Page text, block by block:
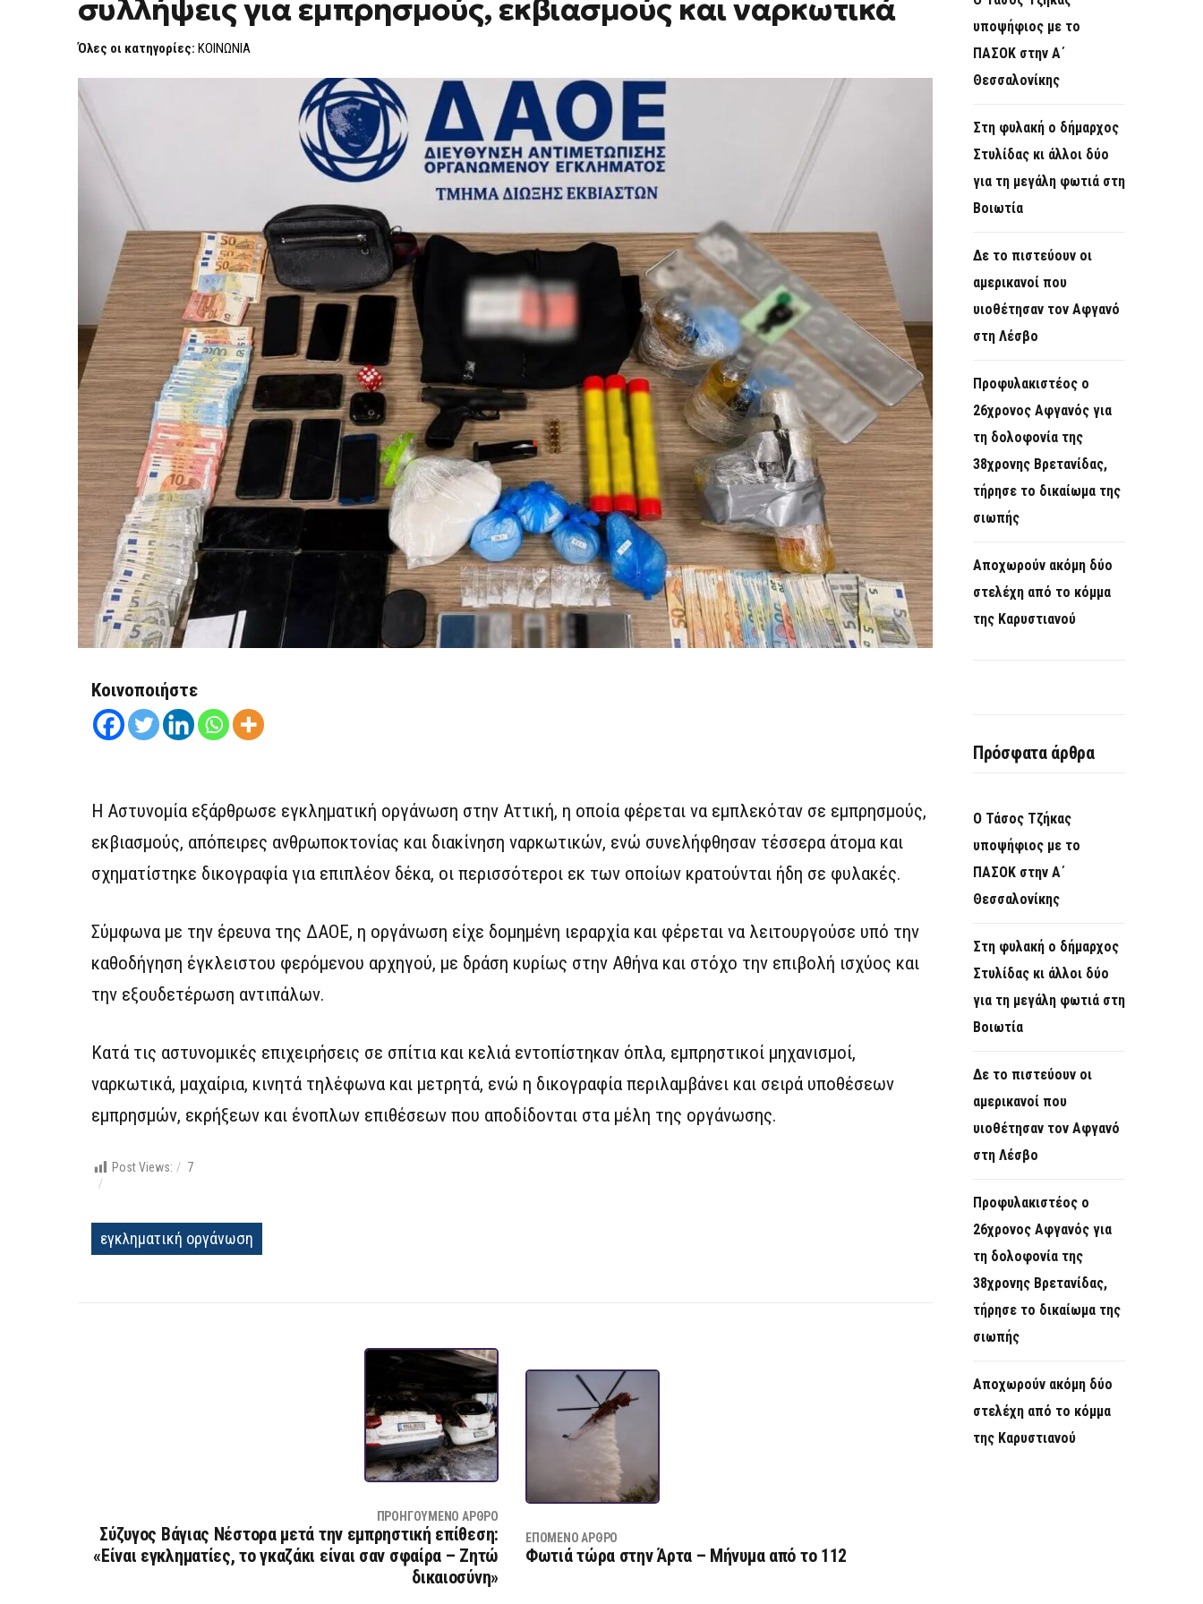
ΟΡΓΆΝΩΣΗ
–
ΣΥΛΛΉΨΕΙΣ
ΕΜΠΡΗΣΜΟΎΣ,
ΕΚΒΙΑΣΜΟΎΣ
ΝΑΡΚΩΤΙΚΆ
συλλήψεις για εμπρησμούς, εκβιασμούς και ναρκωτικά
Όλες οι κατηγορίες: ΚΟΙΝΩΝΙΑ
Κοινοποιήστε
Η Αστυνομία εξάρθρωσε εγκληματική οργάνωση στην Αττική, η οποία φέρεται να εμπλεκόταν σε εμπρησμούς,
εκβιασμούς, απόπειρες ανθρωποκτονίας και διακίνηση ναρκωτικών, ενώ συνελήφθησαν τέσσερα άτομα και
σχηματίστηκε δικογραφία για επιπλέον δέκα, οι περισσότεροι εκ των οποίων κρατούνται ήδη σε φυλακές.
Σύμφωνα με την έρευνα της ΔΑΟΕ, η οργάνωση είχε δομημένη ιεραρχία και φέρεται να λειτουργούσε υπό την
καθοδήγηση έγκλειστου φερόμενου αρχηγού, με δράση κυρίως στην Αθήνα και στόχο την επιβολή ισχύος και
την εξουδετέρωση αντιπάλων.
Κατά τις αστυνομικές επιχειρήσεις σε σπίτια και κελιά εντοπίστηκαν όπλα, εμπρηστικοί μηχανισμοί,
ναρκωτικά, μαχαίρια, κινητά τηλέφωνα και μετρητά, ενώ η δικογραφία περιλαμβάνει και σειρά υποθέσεων
εμπρησμών, εκρήξεων και ένοπλων επιθέσεων που αποδίδονται στα μέλη της οργάνωσης.
Post Views: 7
εγκληματική οργάνωση
ΠΡΟΗΓΟΎΜΕΝΟ ΆΡΘΡΟ
Σύζυγος Βάγιας Νέστορα μετά την εμπρηστική επίθεση:
«Είναι εγκληματίες, το γκαζάκι είναι σαν σφαίρα – Ζητώ
δικαιοσύνη»
ΕΠΌΜΕΝΟ ΆΡΘΡΟ
Φωτιά τώρα στην Άρτα – Μήνυμα από το 112
υποψήφιος με το
ΠΑΣΟΚ στην Α΄
Θεσσαλονίκης
Στη φυλακή ο δήμαρχος
Στυλίδας κι άλλοι δύο
για τη μεγάλη φωτιά στη
Βοιωτία
Δε το πιστεύουν οι
αμερικανοί που
υιοθέτησαν τον Αφγανό
στη Λέσβο
Προφυλακιστέος ο
26χρονος Αφγανός για
τη δολοφονία της
38χρονης Βρετανίδας,
τήρησε το δικαίωμα της
σιωπής
Αποχωρούν ακόμη δύο
στελέχη από το κόμμα
της Καρυστιανού
Πρόσφατα άρθρα
Ο Τάσος Τζήκας
υποψήφιος με το
ΠΑΣΟΚ στην Α΄
Θεσσαλονίκης
Στη φυλακή ο δήμαρχος
Στυλίδας κι άλλοι δύο
για τη μεγάλη φωτιά στη
Βοιωτία
Δε το πιστεύουν οι
αμερικανοί που
υιοθέτησαν τον Αφγανό
στη Λέσβο
Προφυλακιστέος ο
26χρονος Αφγανός για
τη δολοφονία της
38χρονης Βρετανίδας,
τήρησε το δικαίωμα της
σιωπής
Αποχωρούν ακόμη δύο
στελέχη από το κόμμα
της Καρυστιανού